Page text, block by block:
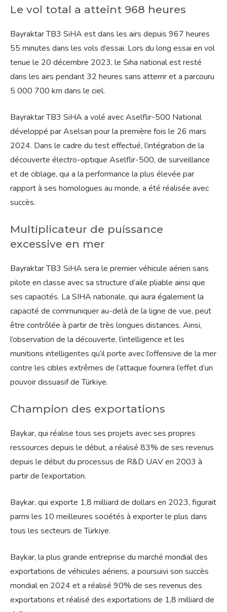
Le vol total a atteint 968 heures
Bayraktar TB3 SiHA est dans les airs depuis 967 heures
55 minutes dans les vols d’essai. Lors du long essai en vol
tenue le 20 décembre 2023, le Siha national est resté
dans les airs pendant 32 heures sans atterrir et a parcouru
5 000 700 km dans le ciel.
Bayraktar TB3 SiHA a volé avec Aselflir-500 National
développé par Aselsan pour la première fois le 26 mars
2024. Dans le cadre du test effectué, l’intégration de la
découverte électro-optique Aselflir-500, de surveillance
et de ciblage, qui a la performance la plus élevée par
rapport à ses homologues au monde, a été réalisée avec
succès.
Multiplicateur de puissance
excessive en mer
Bayraktar TB3 SiHA sera le premier véhicule aérien sans
pilote en classe avec sa structure d’aile pliable ainsi que
ses capacités. La SIHA nationale, qui aura également la
capacité de communiquer au-delà de la ligne de vue, peut
être contrôlée à partir de très longues distances. Ainsi,
l’observation de la découverte, l’intelligence et les
munitions intelligentes qu’il porte avec l’offensive de la mer
contre les cibles extrêmes de l’attaque fournira l’effet d’un
pouvoir dissuasif de Türkiye.
Champion des exportations
Baykar, qui réalise tous ses projets avec ses propres
ressources depuis le début, a réalisé 83% de ses revenus
depuis le début du processus de R&D UAV en 2003 à
partir de l’exportation.
Baykar, qui exporte 1,8 milliard de dollars en 2023, figurait
parmi les 10 meilleures sociétés à exporter le plus dans
tous les secteurs de Türkiye.
Baykar, la plus grande entreprise du marché mondial des
exportations de véhicules aériens, a poursuivi son succès
mondial en 2024 et a réalisé 90% de ses revenus des
exportations et réalisé des exportations de 1,8 milliard de